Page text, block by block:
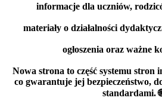
informacje dla uczniów,
materiały o działalności
ogłoszenia oraz ważne
Nowa strona to część systemu stron
co gwarantuje jej bezpieczeństwo,
standardami.